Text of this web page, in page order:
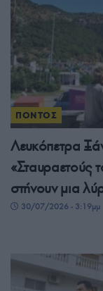
ΠΟΝΤΟΣ
Λευκόπετρα
«Σταυραετούς
στήνουν μια
30/07/2026 - 3:19μμ